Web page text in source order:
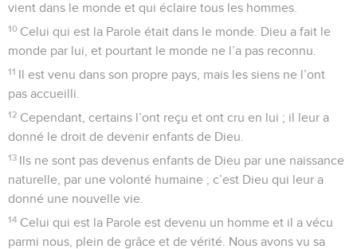
vient dans le monde et qui éclaire tous les hommes.
10 Celui qui est la Parole était dans le monde. Dieu a fait le
monde par lui, et pourtant le monde ne l’a pas reconnu.
11 Il est venu dans son propre pays, mais les siens ne l’ont
pas accueilli.
12 Cependant, certains l’ont reçu et ont cru en lui ; il leur a
donné le droit de devenir enfants de Dieu.
13 Ils ne sont pas devenus enfants de Dieu par une naissance
naturelle, par une volonté humaine ; c’est Dieu qui leur a
donné une nouvelle vie.
14 Celui qui est la Parole est devenu un homme et il a vécu
parmi nous, plein de grâce et de vérité. Nous avons vu sa